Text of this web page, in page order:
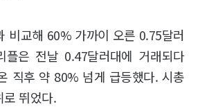
비교해 60% 가까이 오른 0.75달러
은 전날 0.47달러대에 거래되다
직후 약 80% 넘게 급등했다. 시총
로 뛰었다.